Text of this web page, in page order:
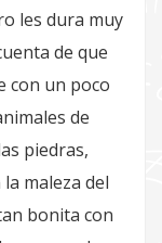
les dura muy
de que
con un poco
de
piedras,
maleza del
bonita con